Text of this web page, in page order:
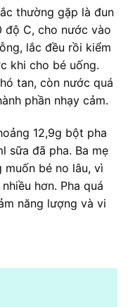
thường gặp là đun
độ C, cho nước vào
lắc đều rồi kiểm
khi cho bé uống.
tan, còn nước quá
phần nhạy cảm.
12,9g bột pha
sữa đã pha. Ba mẹ
muốn bé no lâu, vì
hơn. Pha quá
năng lượng và vi